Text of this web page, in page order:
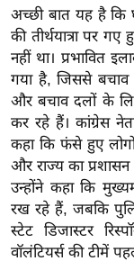
श
ख्सि
य
त
यं
ग
इं
डि
या
सा
अच्छी बात यह है कि
की तीर्थयात्रा पर
नहीं था। प्रभावित
गया है, जिससे बचाव
और बचाव दलों के
कर रहे हैं। कांग्रेस
कहा कि फंसे हुए
और राज्य का
उन्होंने कहा कि
रख रहे हैं, जबकि
स्टेट डिजास्टर
वॉलंटियर्स की टीमें